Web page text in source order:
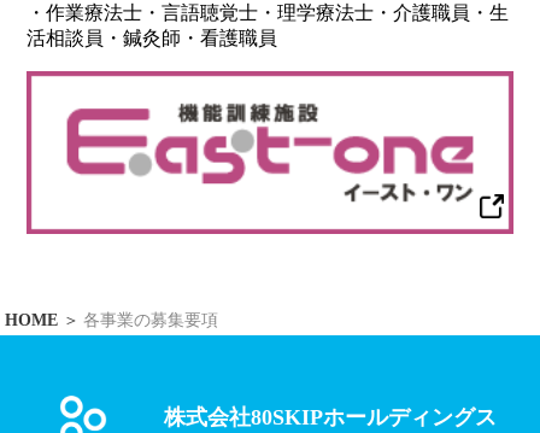
・作業療法士・言語聴覚士・理学療法士・介護職員・生
活相談員・鍼灸師・看護職員
HOME 各事業の募集要項
株式会社80SKIPホールディングス